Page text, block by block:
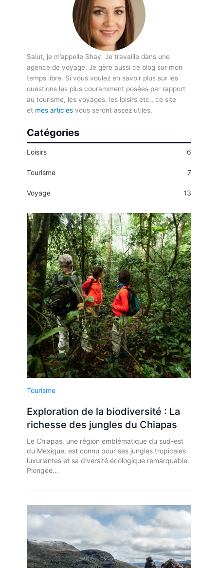
Salut, je m’appelle Shay. Je travaille dans une
agence de voyage. Je gère aussi ce blog sur mon
temps libre. Si vous voulez en savoir plus sur les
questions les plus couramment posées par rapport
au tourisme, les voyages, les loisirs etc., ce site
et mes articles vous seront assez utiles.
Catégories
Loisirs 6
Tourisme 7
Voyage 13
Tourisme
Exploration de la biodiversité : La
richesse des jungles du Chiapas
Le Chiapas, une région emblématique du sud-est
du Mexique, est connu pour ses jungles tropicales
luxuriantes et sa diversité écologique remarquable.
Plongée…